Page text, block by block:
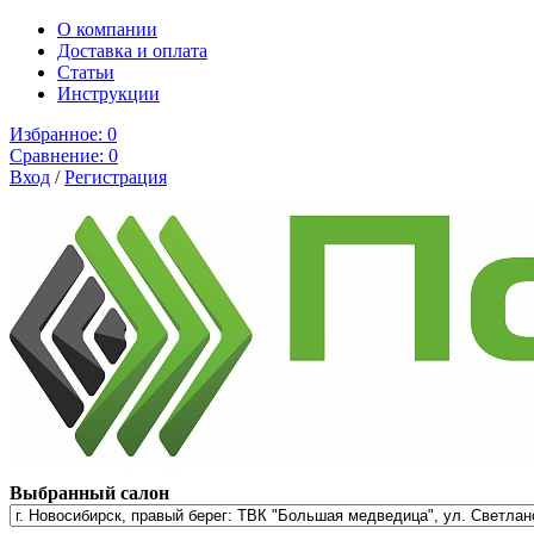
О компании
Доставка и оплата
Cтатьи
Инструкции
Избранное: 0
Сравнение: 0
Вход /Регистрация
Выбранный салон